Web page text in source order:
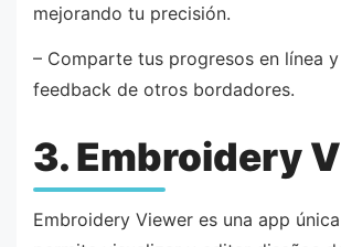
mejorando tu precisión.
– Comparte tus progresos en línea
feedback de otros bordadores.
3. Embroidery
Embroidery Viewer es una app